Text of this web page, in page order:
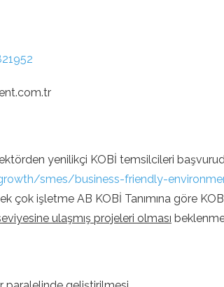
yenilikçi KOBİ temsilcileri
smes/business-friendly-
çok işletme AB KOBİ Tanımına göre
ulaşmış projeleri olması